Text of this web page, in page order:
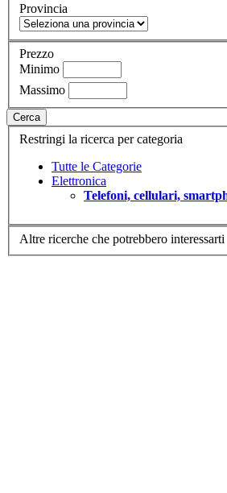
Provincia
Prezzo
Minimo
Massimo
Cerca
Restringi la ricerca per categoria
Tutte le Categorie
Elettronica
Telefoni, cellulari,
Altre ricerche che potrebbero interessarti